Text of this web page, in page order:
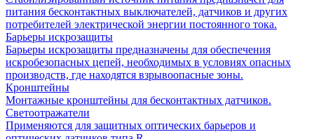
питания бесконтактных выключателей, датчиков и других
потребителей электрической энергии постоянного тока.
Барьеры искрозащиты
Барьеры искрозащиты предназначены для обеспечения
искробезопасных цепей, необходимых в условиях опасных
производств, где находятся взрывоопасные зоны.
Кронштейны
Монтажные кронштейны для бесконтактных датчиков.
Светоотражатели
Применяются для защитных оптических барьеров и